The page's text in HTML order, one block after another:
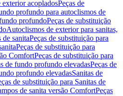
acopladosPeças de
profundo para autoclismos de
profundoPeças de substituição
Autoclismos de exterior para sanitas,
de sanitaPeças de substituição para
Peças de substituição para
ComfortPeças de substituição para
de fundo profundo elevadasPeças de
profundo elevadasSanitas de
de substituição para Sanitas de
de sanita versão ComfortPeças